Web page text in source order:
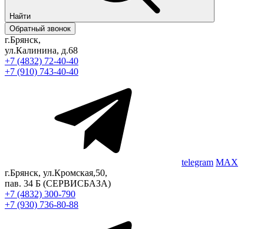
Найти
Обратный звонок
г.Брянск,
ул.Калинина, д.68
+7 (4832) 72-40-40
+7 (910) 743-40-40
telegram MAX
г.Брянск, ул.Кромская,50,
пав. 34 Б (СЕРВИСБАЗА)
+7 (4832) 300-790
+7 (930) 736-80-88